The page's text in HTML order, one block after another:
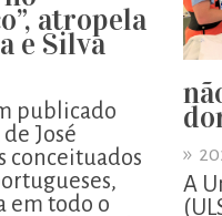
atropela
e Silva
publicado
José
conceituados
em todo o
»
A